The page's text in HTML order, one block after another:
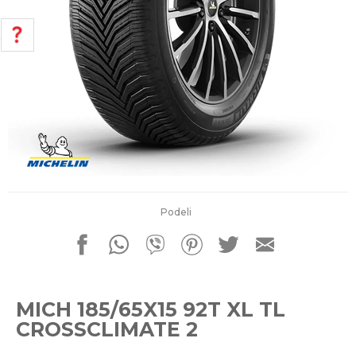
Podeli
MICH 185/65X15 92T XL TL
CROSSCLIMATE 2
POMOĆ PRI KUPOVINI
Za više informacija, pomoć i
porudžbine
011 4427900
Radno vreme
Pišite nam
office@kitcommerce.rs